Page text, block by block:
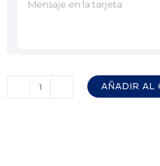
AÑADIR AL